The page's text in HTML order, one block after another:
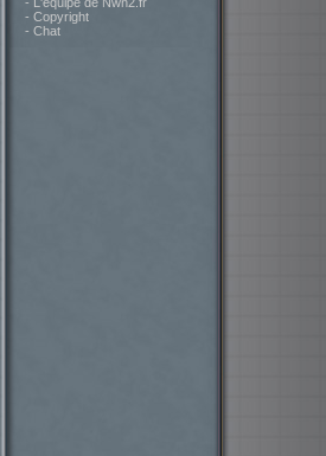
- Copyright
- Chat